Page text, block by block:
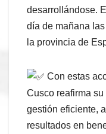
desarrollándose.
día de mañana
la provincia de
Con estas
Cusco reafirma
gestión eficiente,
resultados en